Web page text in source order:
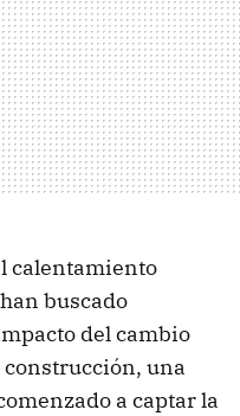
calentamiento
buscado
del cambio
una
a captar la